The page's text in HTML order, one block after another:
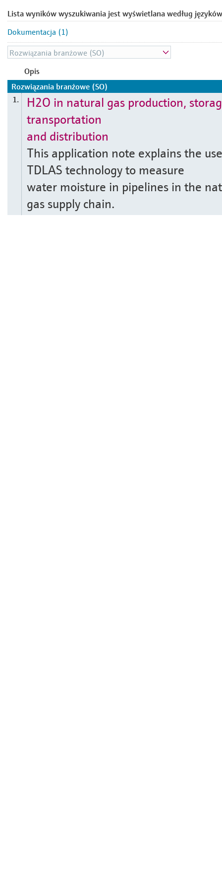
Lista wyników wyszukiwania jest wyświetlana według
Dokumentacja (1)
Opis
Rozwiązania branżowe (SO)
1.
H2O in natural gas production,
transportation
and distribution
This application note explains the
TDLAS technology to measure
water moisture in pipelines in the
gas supply chain.